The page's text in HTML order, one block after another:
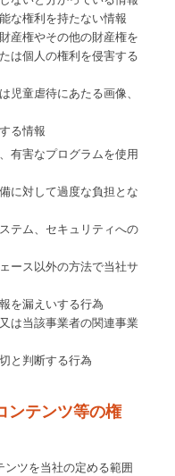
な権利を持たない情報
産権やその他の財産権を
は個人の権利を侵害する
童虐待にあたる画像、
る情報
有害なプログラムを使用
に対して過度な負担とな
テム、セキュリティへの
ース以外の方法で当社サ
を漏えいする行為
は当該事業者の関連事業
と判断する行為
ンテンツ等の権
ンツを当社の定める範囲